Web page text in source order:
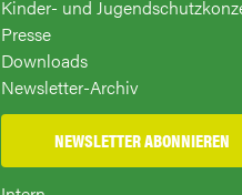
Kinder- und
Presse
Downloads
Newsletter-Archiv
NEWSLETTER ABONNIEREN